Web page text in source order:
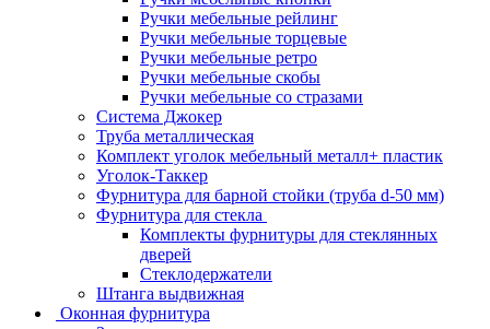
Ручки мебельные рейлинг
Ручки мебельные торцевые
Ручки мебельные ретро
Ручки мебельные скобы
Ручки мебельные со стразами
Система Джокер
Труба металлическая
Комплект уголок мебельный металл+ пластик
Уголок-Таккер
Фурнитура для барной стойки (труба d-50 мм)
Фурнитура для стекла
Комплекты фурнитуры для стеклянных
дверей
Стеклодержатели
Штанга выдвижная
Оконная фурнитура